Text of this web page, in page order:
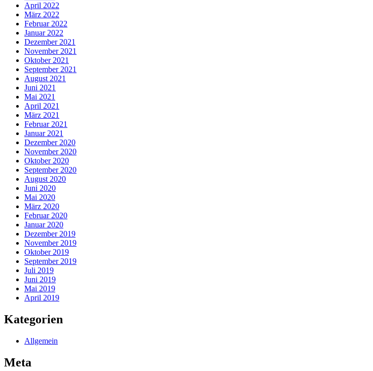
April 2022
März 2022
Februar 2022
Januar 2022
Dezember 2021
November 2021
Oktober 2021
September 2021
August 2021
Juni 2021
Mai 2021
April 2021
März 2021
Februar 2021
Januar 2021
Dezember 2020
November 2020
Oktober 2020
September 2020
August 2020
Juni 2020
Mai 2020
März 2020
Februar 2020
Januar 2020
Dezember 2019
November 2019
Oktober 2019
September 2019
Juli 2019
Juni 2019
Mai 2019
April 2019
Kategorien
Allgemein
Meta